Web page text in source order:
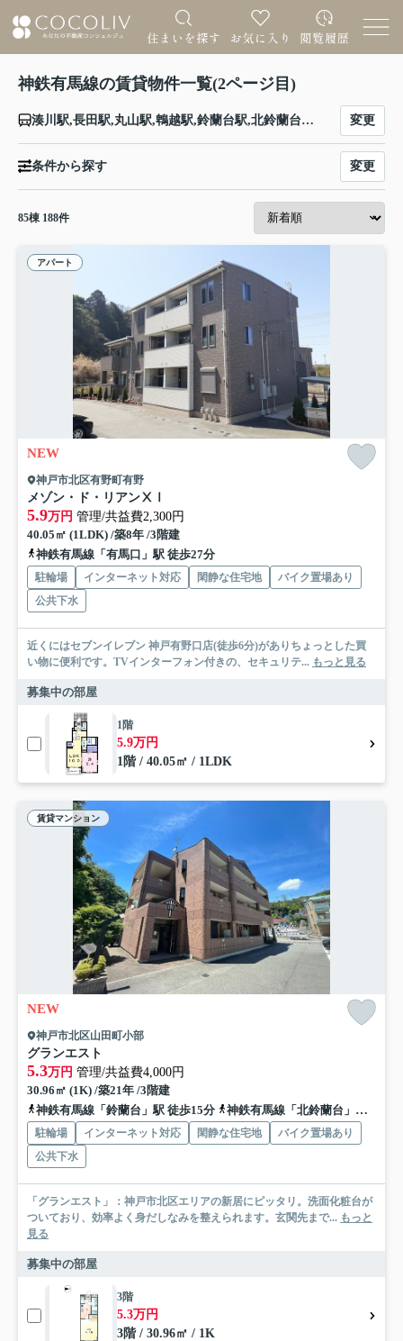
神鉄有馬線の賃貸物件一覧(2ページ目)
湊川駅,長田駅,丸山駅,鵯越駅,鈴蘭台駅,北鈴蘭台駅,山の街駅,箕谷駅,谷上駅,花山駅,大池駅,神鉄六甲駅,唐櫃台駅,有馬口駅,有馬温泉駅 変更
条件から探す 変更
85棟 188件
アパート
NEW
神戸市北区有野町有野
メゾン・ド・リアンⅩⅠ
5.9万円 管理/共益費2,300円
40.05㎡ (1LDK) /築8年 /3階建
神鉄有馬線「有馬口」駅 徒歩27分
駐輪場 インターネット対応 閑静な住宅地
バイク置場あり
公共下水
近くにはセブンイレブン 神戸有野口店(徒歩6分)がありちょっとした買
い物に便利です。TVインターフォン付きの、セキュリテ... もっと見る
募集中の部屋
1階
5.9万円
1階 / 40.05㎡ / 1LDK
賃貸マンション
NEW
神戸市北区山田町小部
グランエスト
5.3万円 管理/共益費4,000円
30.96㎡ (1K) /築21年 /3階建
神鉄有馬線「鈴蘭台」駅 徒歩15分
神鉄有馬線「北鈴蘭台」駅 徒歩15分
駐輪場 インターネット対応 閑静な住宅地
バイク置場あり
公共下水
「グランエスト」：神戸市北区エリアの新居にピッタリ。洗面化粧台が
ついており、効率よく身だしなみを整えられます。玄関先まで... もっと
見る
募集中の部屋
3階
5.3万円
3階 / 30.96㎡ / 1K